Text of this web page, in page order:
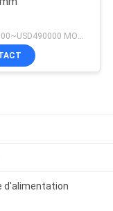
USD290000~USD490000 MOQ:1 jeu
d'alimentation